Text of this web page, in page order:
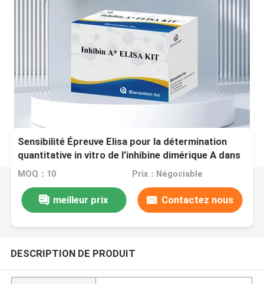
Sensibilité Épreuve Elisa pour la détermination
quantitative in vitro de l'inhibine dimérique A dans
le sérum humain
MOQ：10 Prix：Négociable
meilleur prix Contactez nous
DESCRIPTION DE PRODUIT